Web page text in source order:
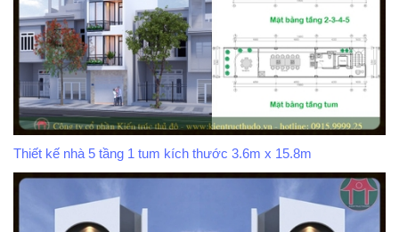
Thiết kế nhà 5 tầng 1 tum kích thước 3.6m x 15.8m